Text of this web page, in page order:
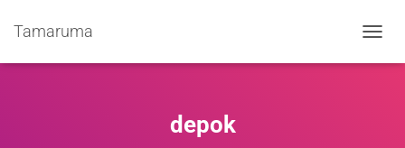
Tamaruma
depok